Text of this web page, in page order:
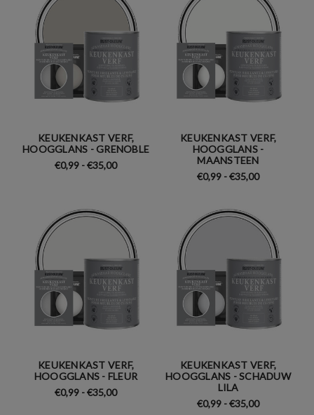
KEUKENKAST VERF,
HOOGGLANS - GRENOBLE
€0,99 - €35,00
KEUKENKAST VERF,
HOOGGLANS -
MAANSTEEN
€0,99 - €35,00
KEUKENKAST VERF,
HOOGGLANS - FLEUR
€0,99 - €35,00
KEUKENKAST VERF,
HOOGGLANS - SCHADUW
LILA
€0,99 - €35,00